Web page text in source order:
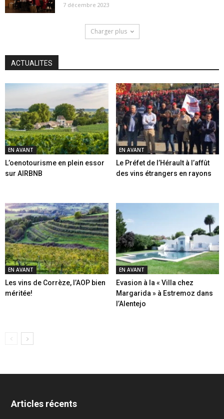
7 décembre 2023
Charger plus
ACTUALITES
EN AVANT
L’oenotourisme en plein essor
sur AIRBNB
EN AVANT
Le Préfet de l’Hérault à l’affût
des vins étrangers en rayons
EN AVANT
Les vins de Corrèze, l’AOP bien
méritée!
EN AVANT
Evasion à la « Villa chez
Margarida » à Estremoz dans
l’Alentejo
Articles récents